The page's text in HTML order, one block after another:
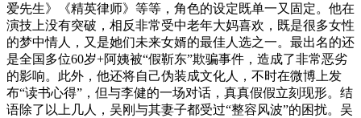
爱先生》《精英律师》等等，角色的设定既单一又固定。他在
演技上没有突破，相反非常受中老年大妈喜欢，既是很多女性
的梦中情人，又是她们未来女婿的最佳人选之一。最出名的还
是全国多位60岁+阿姨被“假靳东”欺骗事件，造成了非常恶劣
的影响。此外，他还将自己伪装成文化人，不时在微博上发
布“读书心得”，但与李健的一场对话，真真假假立刻现形。结
语除了以上几人，吴刚与其妻子都受过“整容风波”的困扰。吴